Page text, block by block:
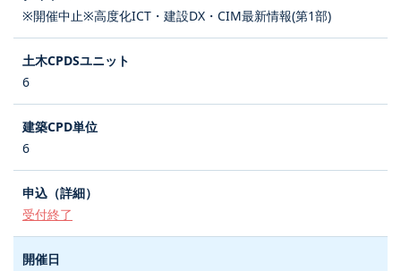
※開催中止※高度化ICT・建設DX・CIM最新情報(第1部)
6
6
受付終了